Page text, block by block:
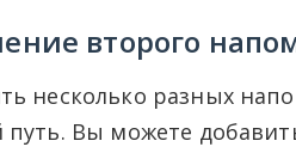
второго
несколько разных
путь. Вы можете